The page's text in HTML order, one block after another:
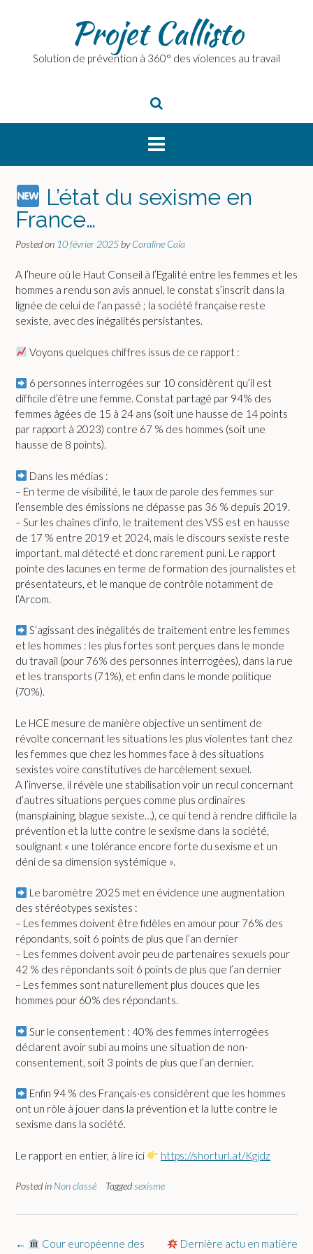
Projet Callisto
Solution de prévention à 360° des violences au travail
L’état du sexisme en
France…
Posted on 10 février 2025 byCoraline Caïa
A l’heure où le Haut Conseil à l’Egalité entre les femmes et les
hommes a rendu son avis annuel, le constat s’inscrit dans la
lignée de celui de l’an passé ; la société française reste
sexiste, avec des inégalités persistantes.
Voyons quelques chiffres issus de ce rapport :
6 personnes interrogées sur 10 considèrent qu’il est
difficile d’être une femme. Constat partagé par 94% des
femmes âgées de 15 à 24 ans (soit une hausse de 14 points
par rapport à 2023) contre 67 % des hommes (soit une
hausse de 8 points).
Dans les médias :
– En terme de visibilité, le taux de parole des femmes sur
l’ensemble des émissions ne dépasse pas 36 % depuis 2019.
– Sur les chaînes d’info, le traitement des VSS est en hausse
de 17 % entre 2019 et 2024, mais le discours sexiste reste
important, mal détecté et donc rarement puni. Le rapport
pointe des lacunes en terme de formation des journalistes et
présentateurs, et le manque de contrôle notamment de
l’Arcom.
S’agissant des inégalités de traitement entre les femmes
et les hommes : les plus fortes sont perçues dans le monde
du travail (pour 76% des personnes interrogées), dans la rue
et les transports (71%), et enfin dans le monde politique
(70%).
Le HCE mesure de manière objective un sentiment de
révolte concernant les situations les plus violentes tant chez
les femmes que chez les hommes face à des situations
sexistes voire constitutives de harcèlement sexuel.
A l’inverse, il révèle une stabilisation voir un recul concernant
d’autres situations perçues comme plus ordinaires
(mansplaining, blague sexiste…), ce qui tend à rendre difficile la
prévention et la lutte contre le sexisme dans la société,
soulignant « une tolérance encore forte du sexisme et un
déni de sa dimension systémique ».
Le baromètre 2025 met en évidence une augmentation
des stéréotypes sexistes :
– Les femmes doivent être fidèles en amour pour 76% des
répondants, soit 6 points de plus que l’an dernier
– Les femmes doivent avoir peu de partenaires sexuels pour
42 % des répondants soit 6 points de plus que l’an dernier
– Les femmes sont naturellement plus douces que les
hommes pour 60% des répondants.
Sur le consentement : 40% des femmes interrogées
déclarent avoir subi au moins une situation de non-
consentement, soit 3 points de plus que l’an dernier.
Enfin 94 % des Français·es considèrent que les hommes
ont un rôle à jouer dans la prévention et la lutte contre le
sexisme dans la société.
Le rapport en entier, à lire ici https://shorturl.at/Kgjdz
Posted in Non classé Tagged sexisme
Post
Dernière actu en matière
←
Cour européenne des